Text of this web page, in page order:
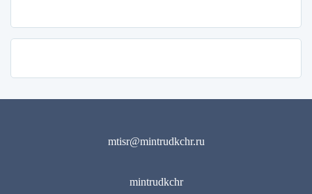
mtisr@mintrudkchr.ru
mintrudkchr